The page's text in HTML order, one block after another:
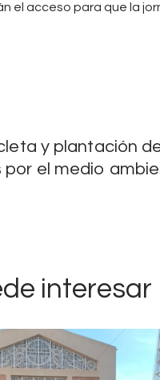
el acceso para que la
y plantación
el medio
interesar